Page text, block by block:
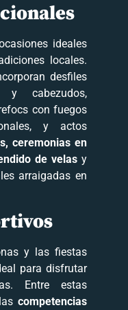
ideales
locales.
desfiles
y cabezudos,
con fuegos
y actos
ceremonias en
de velas y
arraigadas en
y las fiestas
para disfrutar
Entre estas
competencias